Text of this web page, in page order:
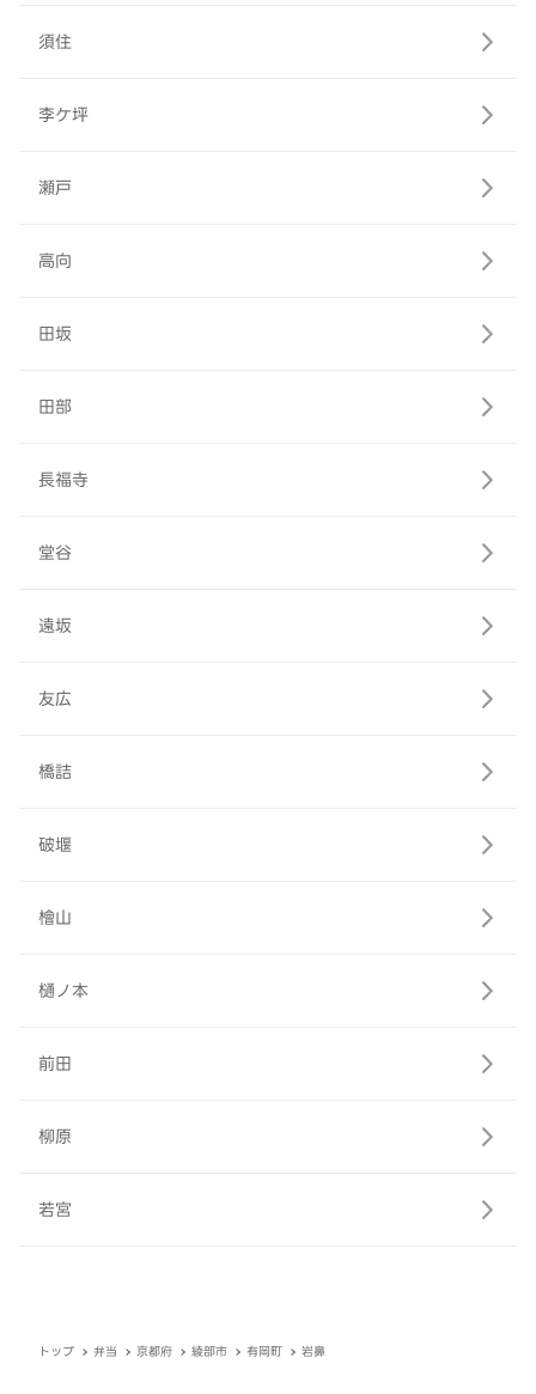
須住
李ケ坪
瀬戸
高向
田坂
田部
長福寺
堂谷
遠坂
友広
橋詰
破堰
檜山
樋ノ本
前田
柳原
若宮
トップ 弁当 京都府 綾部市 有岡町 岩鼻